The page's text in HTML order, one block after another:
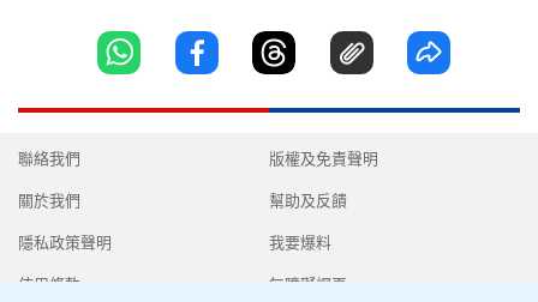
聯絡我們
關於我們
隱私政策聲明
使用條款
版權及免責聲明
幫助及反饋
我要爆料
無障礙網頁